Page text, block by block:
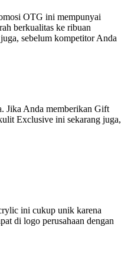
OTG ini mempunyai
berkualitas ke ribuan
sebelum kompetitor Anda
Jika Anda memberikan Gift
Exclusive ini sekarang juga,
ini cukup unik karena
di logo perusahaan dengan